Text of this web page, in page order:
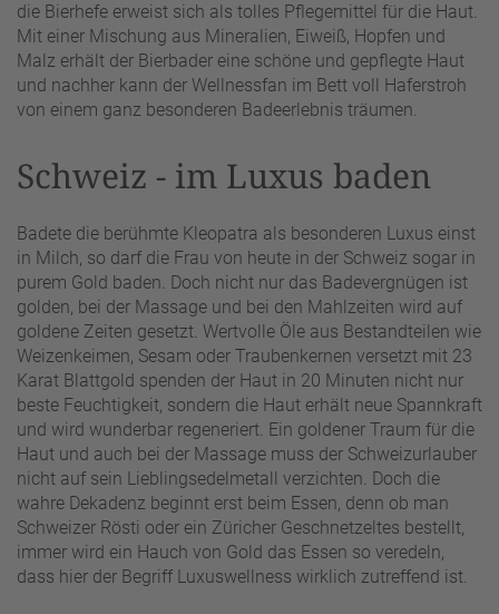
die Bierhefe erweist sich als tolles Pflegemittel für die Haut.
Mit einer Mischung aus Mineralien, Eiweiß, Hopfen und
Malz erhält der Bierbader eine schöne und gepflegte Haut
und nachher kann der Wellnessfan im Bett voll Haferstroh
von einem ganz besonderen Badeerlebnis träumen.
Schweiz - im Luxus baden
Badete die berühmte Kleopatra als besonderen Luxus einst
in Milch, so darf die Frau von heute in der Schweiz sogar in
purem Gold baden. Doch nicht nur das Badevergnügen ist
golden, bei der Massage und bei den Mahlzeiten wird auf
goldene Zeiten gesetzt. Wertvolle Öle aus Bestandteilen wie
Weizenkeimen, Sesam oder Traubenkernen versetzt mit 23
Karat Blattgold spenden der Haut in 20 Minuten nicht nur
beste Feuchtigkeit, sondern die Haut erhält neue Spannkraft
und wird wunderbar regeneriert. Ein goldener Traum für die
Haut und auch bei der Massage muss der Schweizurlauber
nicht auf sein Lieblingsedelmetall verzichten. Doch die
wahre Dekadenz beginnt erst beim Essen, denn ob man
Schweizer Rösti oder ein Züricher Geschnetzeltes bestellt,
immer wird ein Hauch von Gold das Essen so veredeln,
dass hier der Begriff Luxuswellness wirklich zutreffend ist.